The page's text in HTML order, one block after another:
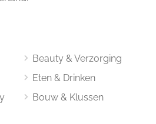
Beauty & Verzorging
Eten & Drinken
Bouw & Klussen